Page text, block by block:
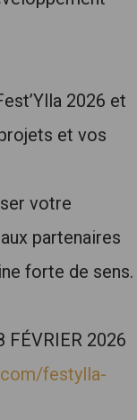
2026 et
et vos
votre
partenaires
forte de sens.
FÉVRIER 2026
festylla-